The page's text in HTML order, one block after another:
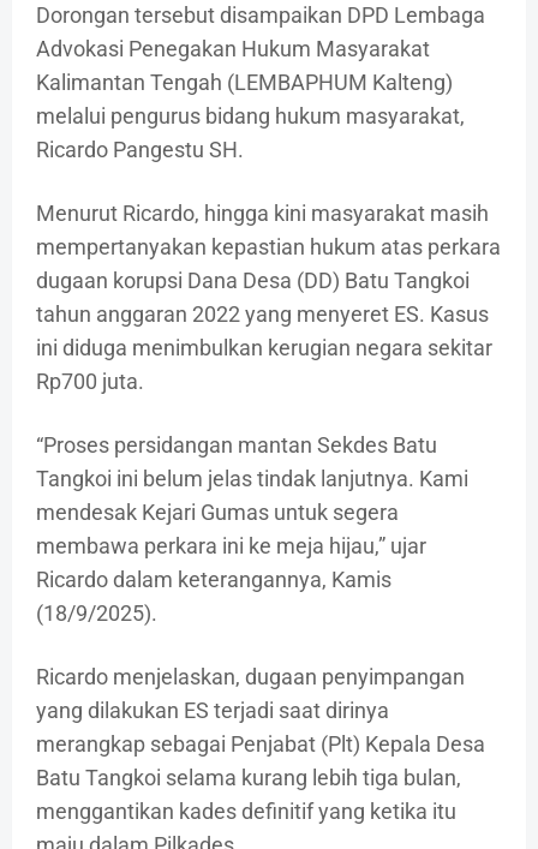
Dorongan tersebut disampaikan DPD Lembaga
Advokasi Penegakan Hukum Masyarakat
Kalimantan Tengah (LEMBAPHUM Kalteng)
melalui pengurus bidang hukum masyarakat,
Ricardo Pangestu SH.
Menurut Ricardo, hingga kini masyarakat masih
mempertanyakan kepastian hukum atas perkara
dugaan korupsi Dana Desa (DD) Batu Tangkoi
tahun anggaran 2022 yang menyeret ES. Kasus
ini diduga menimbulkan kerugian negara sekitar
Rp700 juta.
“Proses persidangan mantan Sekdes Batu
Tangkoi ini belum jelas tindak lanjutnya. Kami
mendesak Kejari Gumas untuk segera
membawa perkara ini ke meja hijau,” ujar
Ricardo dalam keterangannya, Kamis
(18/9/2025).
Ricardo menjelaskan, dugaan penyimpangan
yang dilakukan ES terjadi saat dirinya
merangkap sebagai Penjabat (Plt) Kepala Desa
Batu Tangkoi selama kurang lebih tiga bulan,
menggantikan kades definitif yang ketika itu